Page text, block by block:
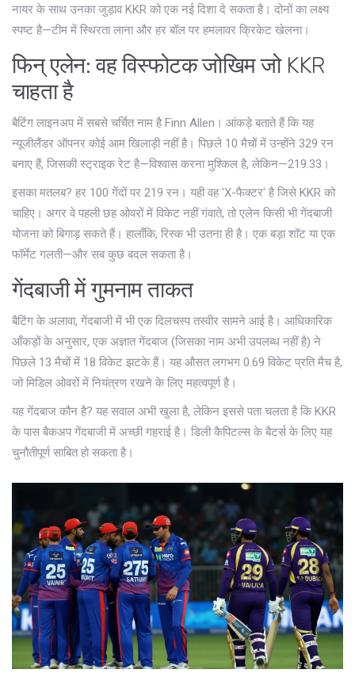
नायर के साथ उनका जुड़ाव KKR को एक नई दिशा दे सकता है। दोनों का लक्ष्य
स्पष्ट है—टीम में स्थिरता लाना और हर बॉल पर हमलावर क्रिकेट खेलना।
फिन् एलेन: वह विस्फोटक जोखिम जो KKR
चाहता है
बैटिंग लाइनअप में सबसे चर्चित नाम हैFinn Allen । आंकड़े बताते हैं कि यह
न्यूजीलैंडर ऑपनर कोई आम खिलाड़ी नहीं है। पिछले 10 मैचों में उन्होंने 329 रन
बनाए हैं, जिसकी स्ट्राइक रेट है—विश्वास करना मुश्किल है, लेकिन—219.33।
इसका मतलब? हर 100 गेंदों पर 219 रन। यही वह 'X-फैक्टर' है जिसे KKR को
चाहिए। अगर वे पहली छह ओवरों में विकेट नहीं गंवाते, तो एलेन किसी भी गेंदबाजी
योजना को बिगाड़ सकते हैं। हालाँकि, रिस्क भी उतना ही है। एक बड़ा शॉट या एक
फॉर्मेट गलती—और सब कुछ बदल सकता है।
गेंदबाजी में गुमनाम ताकत
बैटिंग के अलावा, गेंदबाजी में भी एक दिलचस्प तस्वीर सामने आई है। आधिकारिक
आँकड़ों के अनुसार, एक अज्ञात गेंदबाज (जिसका नाम अभी उपलब्ध नहीं है) ने
पिछले 13 मैचों में 18 विकेट झटके हैं। यह औसत लगभग 0.69 विकेट प्रति मैच है,
जो मिडिल ओवरों में नियंत्रण रखने के लिए महत्वपूर्ण है।
यह गेंदबाज कौन है? यह सवाल अभी खुला है, लेकिन इससे पता चलता है कि KKR
के पास बैकअप गेंदबाजी में अच्छी गहराई है। डिली कैपिटल्स के बैटर्स के लिए यह
चुनौतीपूर्ण साबित हो सकता है।